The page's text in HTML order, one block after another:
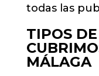
todas las
TIPOS
MÁLAGA